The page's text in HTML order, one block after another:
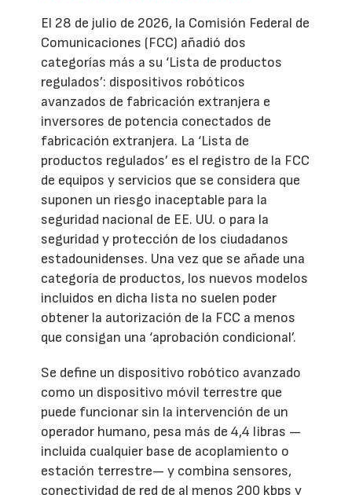
El 28 de julio de 2026, la Comisión Federal de
Comunicaciones (FCC) añadió dos
categorías más a su ‘Lista de productos
regulados’: dispositivos robóticos
avanzados de fabricación extranjera e
inversores de potencia conectados de
fabricación extranjera. La ‘Lista de
productos regulados’ es el registro de la FCC
de equipos y servicios que se considera que
suponen un riesgo inaceptable para la
seguridad nacional de EE. UU. o para la
seguridad y protección de los ciudadanos
estadounidenses. Una vez que se añade una
categoría de productos, los nuevos modelos
incluidos en dicha lista no suelen poder
obtener la autorización de la FCC a menos
que consigan una ‘aprobación condicional’.
Se define un dispositivo robótico avanzado
como un dispositivo móvil terrestre que
puede funcionar sin la intervención de un
operador humano, pesa más de 4,4 libras —
incluida cualquier base de acoplamiento o
estación terrestre— y combina sensores,
conectividad de red de al menos 200 kbps y